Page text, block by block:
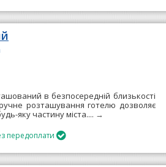
в безпосередній близькості
розташування готелю дозволяє
яку частину міста.... →
передоплати